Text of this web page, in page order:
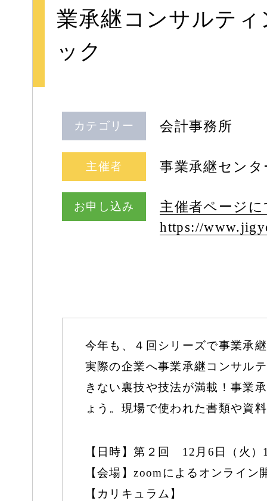
業承継コンサルテ
ック
カテゴリー 会計事務所
主催者 事業承継センタ
お申し込み
主催者ページ
https://
今年も、４回シリーズで事業承
実際の企業へ事業承継コンサル
きない裏技や技法が満載！事業
ょう。現場で使われた書類や資
【日時】第２回 12月6日（火）
【会場】zoomによるオンライ
【カリキュラム】